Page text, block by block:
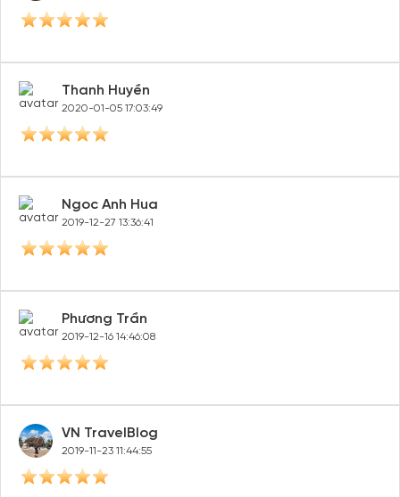
Thanh Huyền
2020-01-05 17:03:49
Ngoc Anh Hua
2019-12-27 13:36:41
Phương Trần
2019-12-16 14:46:08
VN TravelBlog
2019-11-23 11:44:55